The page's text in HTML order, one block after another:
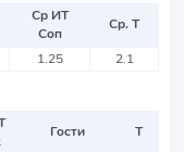
Ср ИТ
Соп
Ср. Т
1.25 2.1
Гости Т